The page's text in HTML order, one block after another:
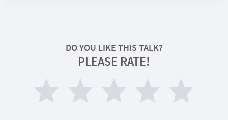
DO YOU LIKE THIS TALK?
PLEASE RATE!